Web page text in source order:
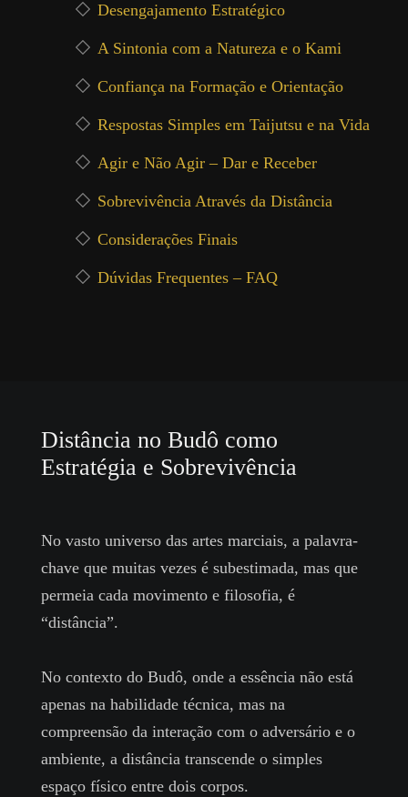
Desengajamento Estratégico
A Sintonia com a Natureza e o Kami
Confiança na Formação e Orientação
Respostas Simples em Taijutsu e na Vida
Agir e Não Agir – Dar e Receber
Sobrevivência Através da Distância
Considerações Finais
Dúvidas Frequentes – FAQ
Distância no Budô como
Estratégia e Sobrevivência
No vasto universo das artes marciais, a palavra-
chave que muitas vezes é subestimada, mas que
permeia cada movimento e filosofia, é
“distância”.
No contexto do Budô, onde a essência não está
apenas na habilidade técnica, mas na
compreensão da interação com o adversário e o
ambiente, a distância transcende o simples
espaço físico entre dois corpos.